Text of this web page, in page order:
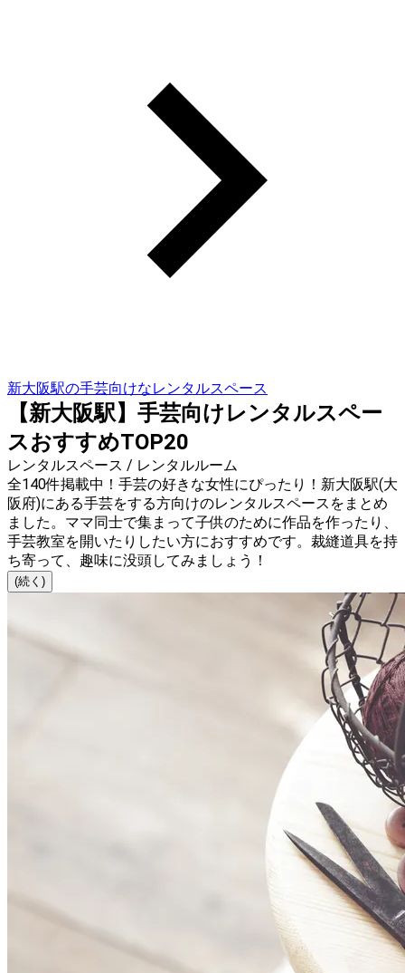
新大阪駅の手芸向けなレンタルスペース
【新大阪駅】手芸向けレンタルスペー
スおすすめTOP20
レンタルスペース / レンタルルーム
全140件掲載中！手芸の好きな女性にぴったり！新大阪駅(大
阪府)にある手芸をする方向けのレンタルスペースをまとめ
ました。ママ同士で集まって子供のために作品を作ったり、
手芸教室を開いたりしたい方におすすめです。裁縫道具を持
ち寄って、趣味に没頭してみましょう！
(続く)